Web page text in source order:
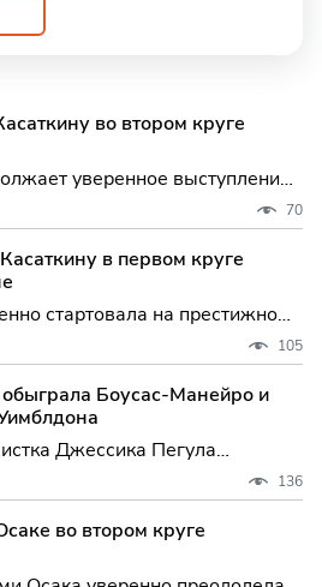
во втором круге
уверенное выступление
WTA 1000 в Торонто,
из главных фавориток
круге казахстанская
непростую победу над Дарьей
70
в первом круге
стартовала на престижном
одержав
Дарьей Касаткиной, которая
флагом. Эта
для Калинской путь во
105
Боусас-Манейро и
Джессика Пегула
путь на Уимблдоне,
из главных фавориток
четвертая ракетка мира не
Джессике Боусас-Манейро,
136
во втором круге